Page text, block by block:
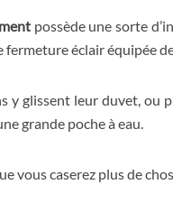
possède une sorte
éclair équipée
y glissent leur duvet,
grande poche à eau.
vous caserez plus de